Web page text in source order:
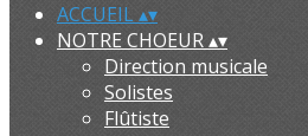
ACCUEIL▴▾
NOTRE CHOEUR▴▾
Direction musicale
Solistes
Flûtiste